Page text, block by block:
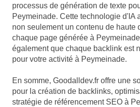
processus de génération de texte
Peymeinade. Cette technologie d'IA
non seulement un contenu de haute
chaque page générée à
également que chaque backlink est
pour votre activité à Peymeinade.
En somme, Goodalldev.fr offre une
pour la création de backlinks,
stratégie de référencement SEO à